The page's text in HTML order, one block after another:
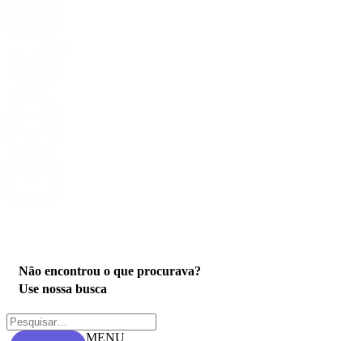
Não encontrou o que procurava?
Use nossa busca
MENU